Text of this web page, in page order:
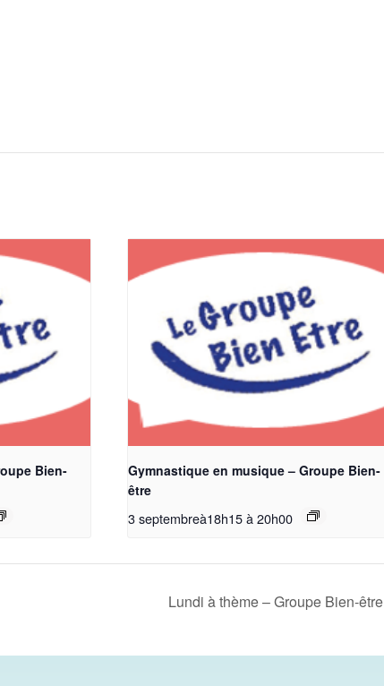
Bien-
Gymnastique en musique – Groupe Bien-
être
3 septembreà18h15à20h00
Lundi à thème – Groupe Bien-être